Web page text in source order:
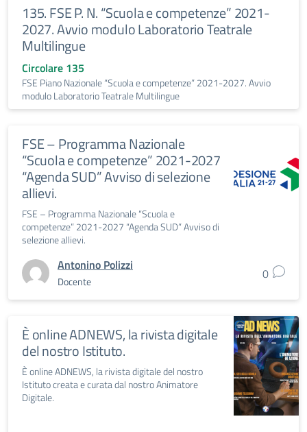
135. FSE P. N. “Scuola e competenze” 2021-
2027. Avvio modulo Laboratorio Teatrale
Multilingue
Circolare 135
FSE Piano Nazionale “Scuola e competenze” 2021-2027. Avvio
modulo Laboratorio Teatrale Multilingue
FSE – Programma Nazionale
“Scuola e competenze” 2021-2027
“Agenda SUD” Avviso di selezione
allievi.
FSE – Programma Nazionale “Scuola e
competenze” 2021-2027 “Agenda SUD” Avviso di
selezione allievi.
Antonino Polizzi
Docente 0
È online ADNEWS, la rivista digitale
del nostro Istituto.
È online ADNEWS, la rivista digitale del nostro
Istituto creata e curata dal nostro Animatore
Digitale.